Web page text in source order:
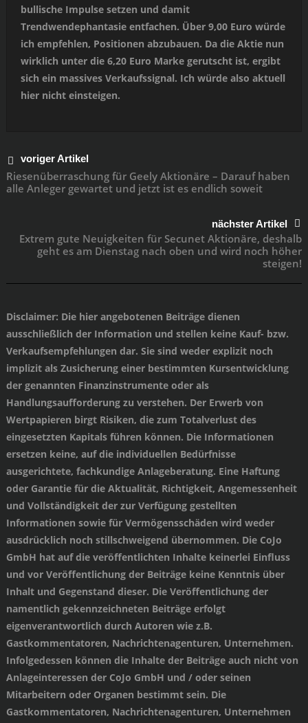
bullische Impulse setzen und damit
Trendwendephantasie entfachen. Über 9,00 Euro würde
ich empfehlen, Positionen abzubauen. Da die Aktie nun
wirklich unter die 6,20 Euro Marke gerutscht ist, ergibt
sich ein massives Verkaufssignal. Ich würde also aktuell
hier nicht einsteigen.
voriger Artikel
Riesenüberraschung für Geely Aktionäre – Darauf haben
alle Anleger gewartet und jetzt ist es endlich soweit
nächster Artikel
Extrem gute Neuigkeiten für Secunet Aktionäre, deshalb
geht es am Dienstag nach oben und wird noch höher
steigen!
Disclaimer: Die hier angebotenen Beiträge dienen
ausschließlich der Information und stellen keine Kauf- bzw.
Verkaufsempfehlungen dar. Sie sind weder explizit noch
implizit als Zusicherung einer bestimmten Kursentwicklung
der genannten Finanzinstrumente oder als
Handlungsaufforderung zu verstehen. Der Erwerb von
Wertpapieren birgt Risiken, die zum Totalverlust des
eingesetzten Kapitals führen können. Die Informationen
ersetzen keine, auf die individuellen Bedürfnisse
ausgerichtete, fachkundige Anlageberatung. Eine Haftung
oder Garantie für die Aktualität, Richtigkeit, Angemessenheit
und Vollständigkeit der zur Verfügung gestellten
Informationen sowie für Vermögensschäden wird weder
ausdrücklich noch stillschweigend übernommen. Die CoJo
GmbH hat auf die veröffentlichten Inhalte keinerlei Einfluss
und vor Veröffentlichung der Beiträge keine Kenntnis über
Inhalt und Gegenstand dieser. Die Veröffentlichung der
namentlich gekennzeichneten Beiträge erfolgt
eigenverantwortlich durch Autoren wie z.B.
Gastkommentatoren, Nachrichtenagenturen, Unternehmen.
Infolgedessen können die Inhalte der Beiträge auch nicht von
Anlageinteressen der CoJo GmbH und / oder seinen
Mitarbeitern oder Organen bestimmt sein. Die
Gastkommentatoren, Nachrichtenagenturen, Unternehmen